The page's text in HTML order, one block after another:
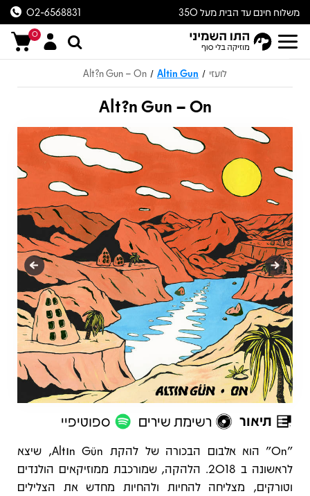
משלוח חינם עד הבית מעל 350
ש״ח
02-6568831
0
לועזי /
Altin Gun
/
Alt?n Gun – On
Alt?n Gun – On
תיאור רשימת שירים ספוטיפיי
תיאור
"On" הוא אלבום הבכורה של להקת Altın Gün, שיצא
לראשונה ב 2018. הלהקה, שמורכבת ממוזיקאים הולנדים
וטורקים, מצליחה להחיות ולהחיות מחדש את הצלילים